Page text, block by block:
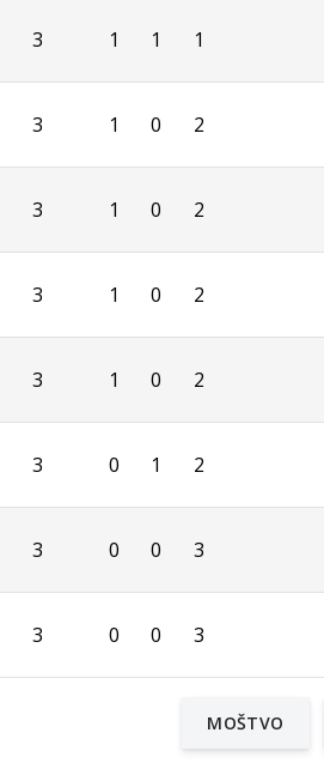
3 1 1 1
3 1 0 2
3 1 0 2
3 1 0 2
3 1 0 2
3 0 1 2
3 0 0 3
3 0 0 3
MOŠTVO